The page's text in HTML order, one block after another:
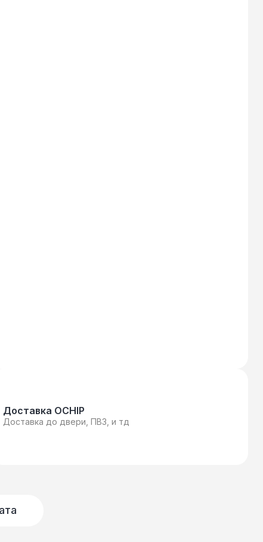
Доставка OCHIP
Доставка до двери, ПВЗ, и тд